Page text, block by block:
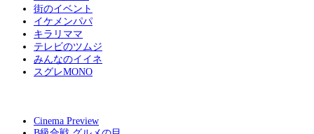
街のイベント
イケメンパパ
キラリママ
テレビのツムジ
みんなのイイネ
スグレMONO
Cinema Preview